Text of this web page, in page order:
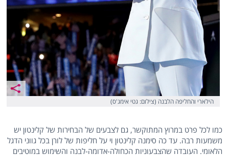
הילארי והחליפה הלבנה (צילום: גטי אימג'ס)
כמו לכל פרט במרוץ המתוקשר, גם לצבעים של הבחירות של קלינטון יש
משמעות רבה. עד כה סימנה קלינטון וי על חליפות של לורן בכל גווני הדגל
הלאומי. העובדה שהצבעוניות הכחולה-אדומה-לבנה והשימוש במוטיבים